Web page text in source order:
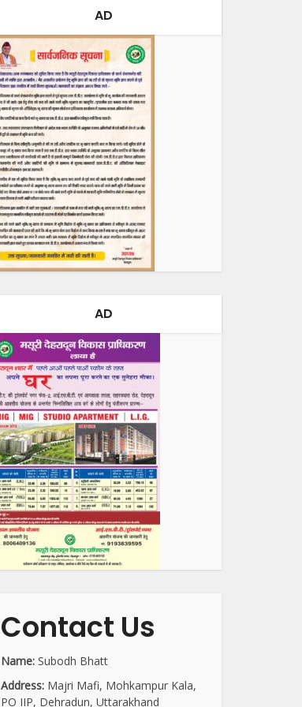
AD
AD
Contact Us
Name: Subodh Bhatt
Address: Majri Mafi, Mohkampur Kala,
PO IIP, Dehradun, Uttarakhand